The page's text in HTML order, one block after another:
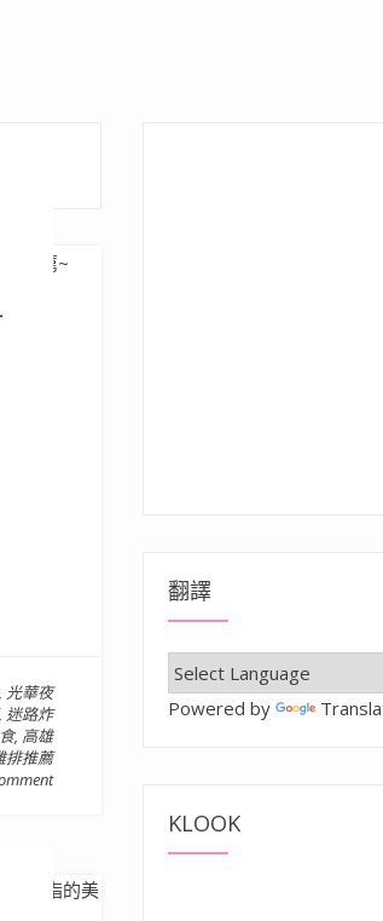
炸物，餡料充滿驚喜的隱藏版雞排，還有多種必吃炸
, 光華夜
, 迷路炸
, 高雄
排推薦
翻譯
Powered by
KLOOK